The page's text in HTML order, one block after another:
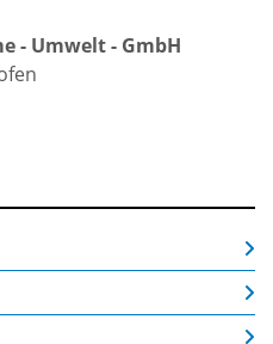
- Umwelt - GmbH